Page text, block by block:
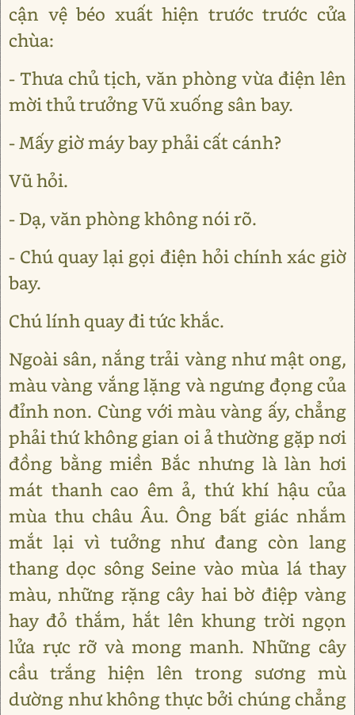
cận vệ béo xuất hiện trước trước cửa
chùa:
- Thưa chủ tịch, văn phòng vừa điện lên
mời thủ trưởng Vũ xuống sân bay.
- Mấy giờ máy bay phải cất cánh?
Vũ hỏi.
- Dạ, văn phòng không nói rõ.
- Chú quay lại gọi điện hỏi chính xác giờ
bay.
Chú lính quay đi tức khắc.
Ngoài sân, nắng trải vàng như mật ong,
màu vàng vắng lặng và ngưng đọng của
đỉnh non. Cùng với màu vàng ấy, chẳng
phải thứ không gian oi ả thường gặp nơi
đồng bằng miền Bắc nhưng là làn hơi
mát thanh cao êm ả, thứ khí hậu của
mùa thu châu Âu. Ông bất giác nhắm
mắt lại vì tưởng như đang còn lang
thang dọc sông Seine vào mùa lá thay
màu, những rặng cây hai bờ điệp vàng
hay đỏ thắm, hắt lên khung trời ngọn
lửa rực rỡ và mong manh. Những cây
cầu trắng hiện lên trong sương mù
dường như không thực bởi chúng chẳng